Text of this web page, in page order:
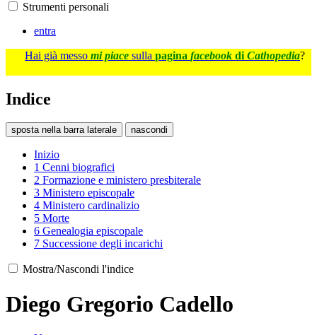
Strumenti personali
entra
Hai già messo mi piace sulla pagina facebook di Cathopedia?
Indice
sposta nella barra laterale nascondi
Inizio
1 Cenni biografici
2 Formazione e ministero presbiterale
3 Ministero episcopale
4 Ministero cardinalizio
5 Morte
6 Genealogia episcopale
7 Successione degli incarichi
Mostra/Nascondi l'indice
Diego Gregorio Cadello